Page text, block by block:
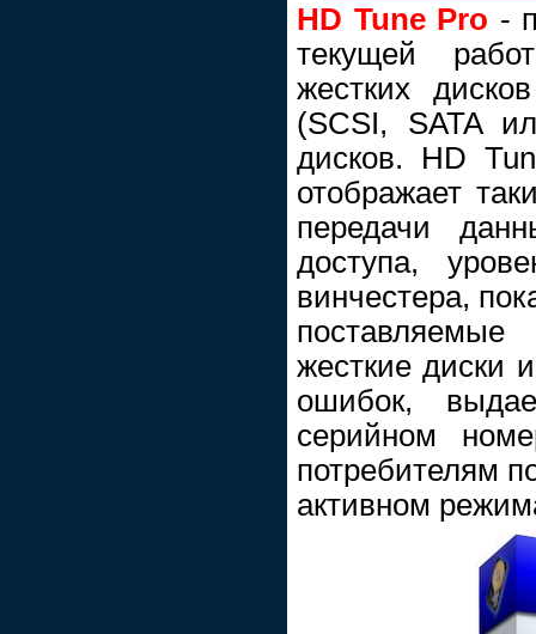
HD Tune Pro -
текущей
жестких
(SCSI, SATA
дисков. HD
отображает
передачи
доступа,
винчестера,
жесткие диски
ошибок,
серийном
потребителям
активном